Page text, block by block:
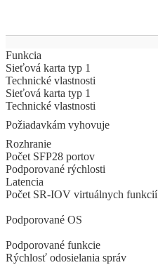
Funkcia
Sieťová karta typ 1
Technické vlastnosti
Sieťová karta typ 1
Technické vlastnosti
Požiadavkám vyhovuje
Rozhranie
Počet SFP28 portov
Podporované rýchlosti
Latencia
Počet SR-IOV virtuálnych funkcií
Podporované OS
Podporované funkcie
Rýchlosť odosielania správ